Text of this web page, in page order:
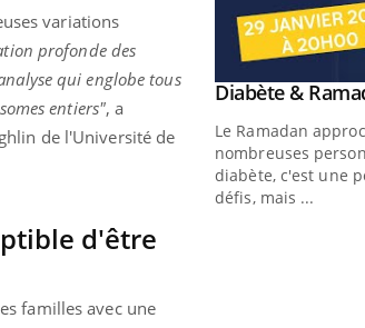
variations
profonde des
qui englobe tous
entiers", a
de l'Université de
d'être
familles avec une
2026Youtube
et, pour de
atteintes de